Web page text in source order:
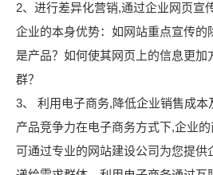
2、进行差异化营销,通过企业网页宣
企业的本身优势：如网站重点宣传的
是产品？如何使其网页上的信息更加
群？
3、 利用电子商务,降低企业销售成本
产品竞争力在电子商务方式下,企业
可通过专业的网站建设公司为您提供